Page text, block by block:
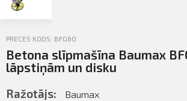
PRECES KODS: BFG60
Betona slīpmašīna Baumax
lāpstiņām un disku
Ražotājs: Baumax